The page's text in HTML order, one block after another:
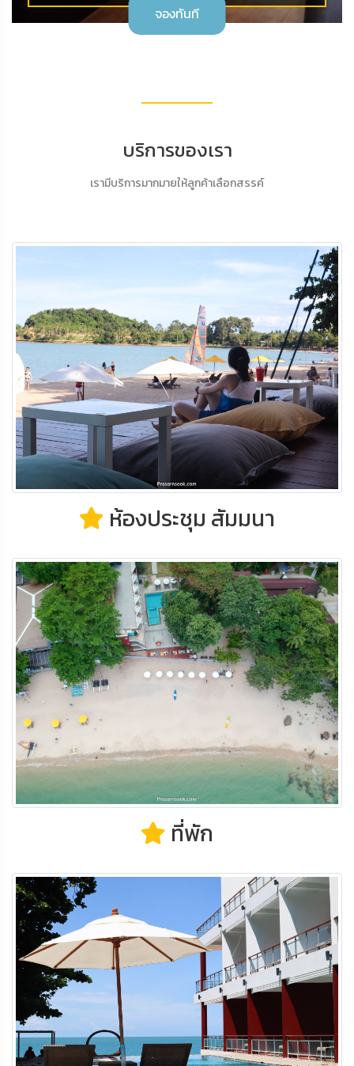
จองทันที
บริการของเรา
เรามีบริการมากมายให้ลูกค้าเลือกสรรค์
ห้องประชุม สัมมนา
ที่พัก